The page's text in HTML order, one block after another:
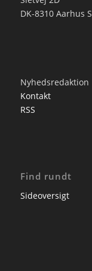
DK-8310 Aarhus S
Nyhedsredaktion
Kontakt
RSS
Find rundt
Sideoversigt